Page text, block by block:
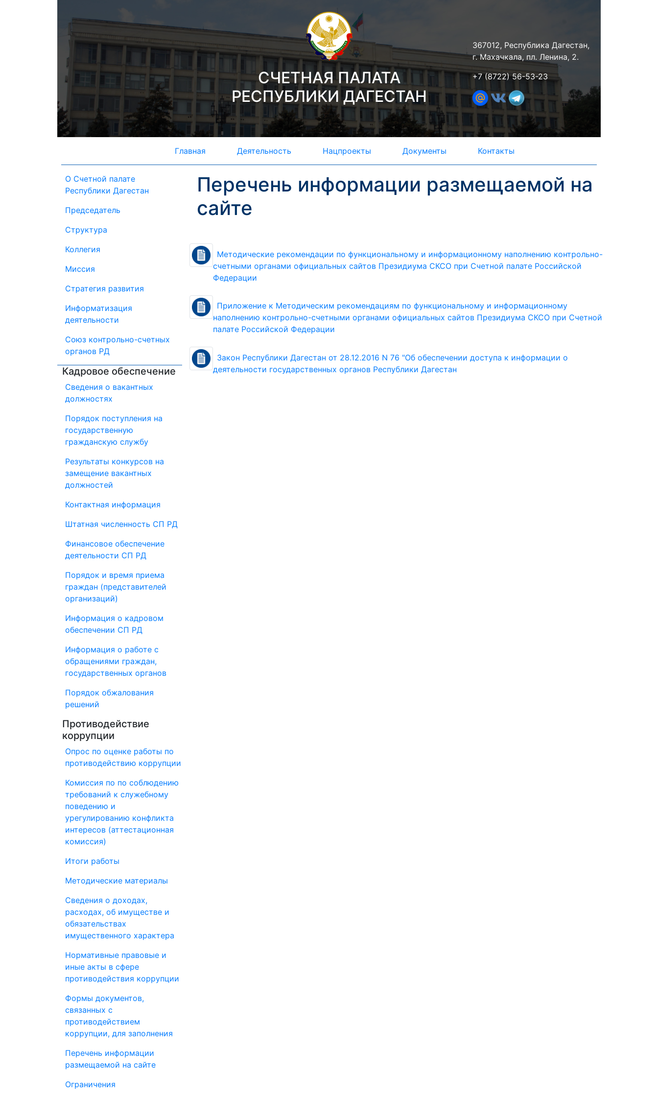
СЧЕТНАЯ ПАЛАТА
РЕСПУБЛИКИ ДАГЕСТАН
367012, Республика Дагестан,
г. Махачкала, пл. Ленина, 2.
+7 (8722) 56-53-23
Главная Деятельность Нацпроекты Документы Контакты
О Счетной палате
Республики Дагестан
Председатель
Структура
Коллегия
Миссия
Стратегия развития
Информатизация
деятельности
Союз контрольно-счетных
органов РД
Кадровое обеспечение
Сведения о вакантных
должностях
Порядок поступления на
государственную
гражданскую службу
Результаты конкурсов на
замещение вакантных
должностей
Контактная информация
Штатная численность СП РД
Финансовое обеспечение
деятельности СП РД
Порядок и время приема
граждан (представителей
организаций)
Информация о кадровом
обеспечении СП РД
Информация о работе с
обращениями граждан,
государственных органов
Порядок обжалования
решений
Противодействие
коррупции
Опрос по оценке работы по
противодействию коррупции
Комиссия по по соблюдению
требований к служебному
поведению и
урегулированию конфликта
интересов (аттестационная
комиссия)
Итоги работы
Методические материалы
Сведения о доходах,
расходах, об имуществе и
обязательствах
имущественного характера
Нормативные правовые и
иные акты в сфере
противодействия коррупции
Формы документов,
связанных с
противодействием
коррупции, для заполнения
Перечень информации
размещаемой на сайте
Ограничения
Перечень информации размещаемой на
сайте
Методические рекомендации по функциональному и информационному наполнению контрольно-
счетными органами официальных сайтов Президиума СКСО при Счетной палате Российской
Федерации
Приложение к Методическим рекомендациям по функциональному и информационному
наполнению контрольно-счетными органами официальных сайтов Президиума СКСО при Счетной
палате Российской Федерации
Закон Республики Дагестан от 28.12.2016 N 76 "Об обеспечении доступа к информации о
деятельности государственных органов Республики Дагестан